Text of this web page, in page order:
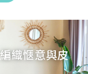
織愜意與皮